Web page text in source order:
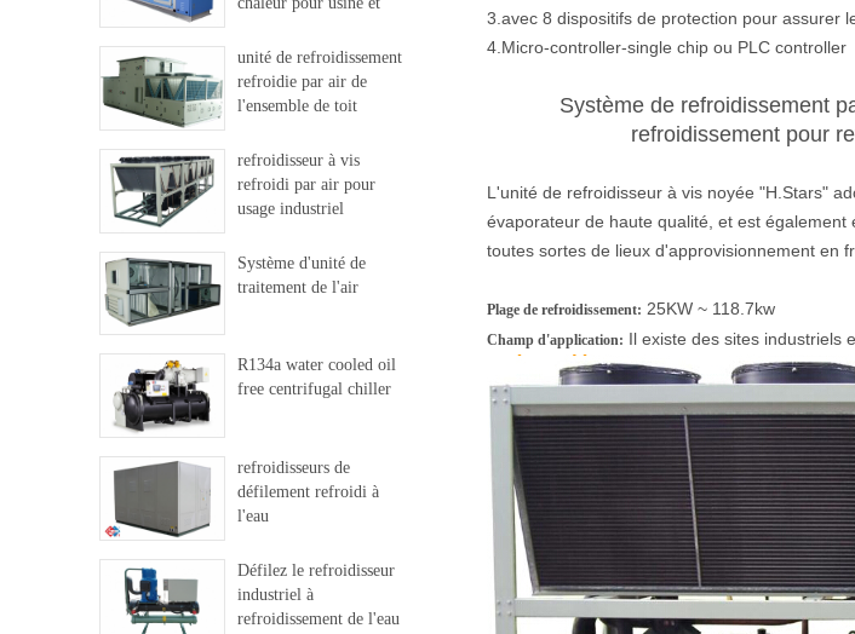
3.avec 8 dispositifs de protection pour assurer
4.Micro-controller-single chip ou PLC controller
Système de refroidissement
refroidissement pour
L'unité de refroidisseur à vis noyée "H.Stars"
évaporateur de haute qualité, et est
toutes sortes de lieux d'approvisionnement en
Plage de refroidissement: 25KW ~ 118.7kw
Champ d'application: Il existe des sites industriels
unité de refroidissement
refroidie par air de
l'ensemble de toit
refroidisseur à vis
refroidi par air pour
usage industriel
Système d'unité de
traitement de l'air
R134a water cooled oil
free centrifugal chiller
refroidisseurs de
défilement refroidi à
l'eau
Défilez le refroidisseur
industriel à
refroidissement de l'eau